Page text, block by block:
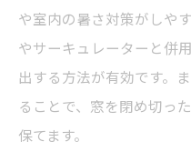
や室内の暑さ対策がしや
やサーキュレーターと併
出する方法が有効です。
ることで、窓を閉め切っ
保てます。